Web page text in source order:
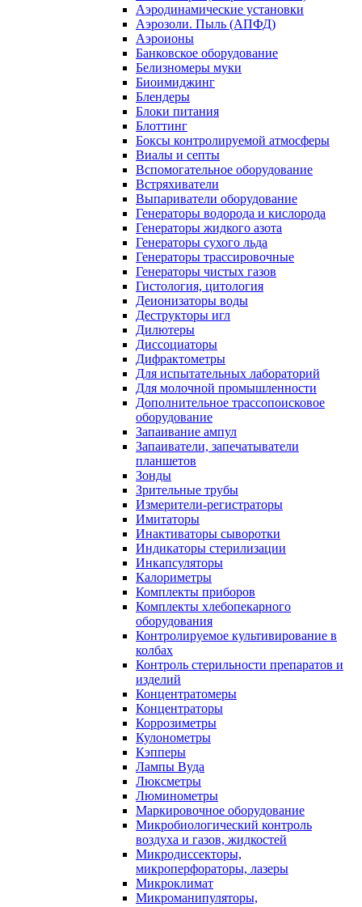
Аэродинамические установки
Аэрозоли. Пыль (АПФД)
Аэроионы
Банковское оборудование
Белизномеры муки
Биоимиджинг
Блендеры
Блоки питания
Блоттинг
Боксы контролируемой атмосферы
Виалы и септы
Вспомогательное оборудование
Встряхиватели
Выпариватели оборудование
Генераторы водорода и кислорода
Генераторы жидкого азота
Генераторы сухого льда
Генераторы трассировочные
Генераторы чистых газов
Гистология, цитология
Деионизаторы воды
Деструкторы игл
Дилютеры
Диссоциаторы
Дифрактометры
Для испытательных лабораторий
Для молочной промышленности
Дополнительное трассопоисковое
оборудование
Запаивание ампул
Запаиватели, запечатыватели
планшетов
Зонды
Зрительные трубы
Измерители-регистраторы
Имитаторы
Инактиваторы сыворотки
Индикаторы стерилизации
Инкапсуляторы
Калориметры
Комплекты приборов
Комплекты хлебопекарного
оборудования
Контролируемое культивирование в
колбах
Контроль стерильности препаратов и
изделий
Концентратомеры
Концентраторы
Коррозиметры
Кулонометры
Кэпперы
Лампы Вуда
Люксметры
Люминометры
Маркировочное оборудование
Микробиологический контроль
воздуха и газов, жидкостей
Микродиссекторы,
микроперфораторы, лазеры
Микроклимат
Микроманипуляторы,